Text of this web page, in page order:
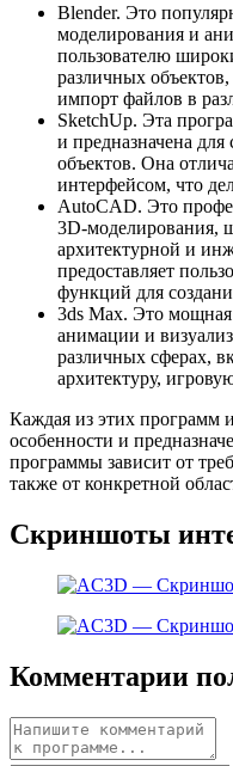
Blender. Это
моделирования и
пользователю
различных
импорт файлов в
SketchUp. Эта
и предназначена
объектов. Она
интерфейсом, что
AutoCAD. Это
3D-моделирования,
архитектурной и
предоставляет
функций для
3ds Max. Это
анимации и
различных сферах,
архитектуру,
Каждая из этих программ
особенности и
программы зависит от
также от конкретной
Скриншоты
Комментарии